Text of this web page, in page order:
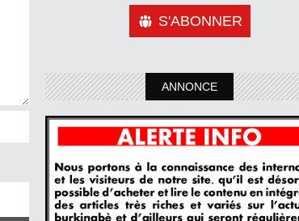
S'ABONNER
ANNONCE